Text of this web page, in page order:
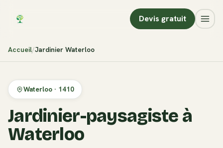
Devis gratuit
Accueil Jardinier Waterloo
Waterloo · 1410
Jardinier-paysagiste à
Waterloo